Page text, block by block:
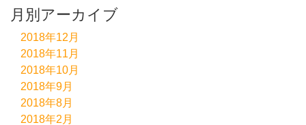
月別アーカイブ
2018年12月
2018年11月
2018年10月
2018年9月
2018年8月
2018年2月